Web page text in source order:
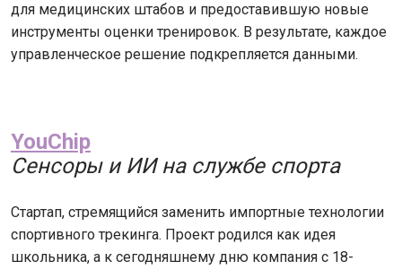
для медицинских штабов и предоставившую новые
инструменты оценки тренировок. В результате, каждое
управленческое решение подкрепляется данными.
YouChip
Сенсоры и ИИ на службе спорта
Стартап, стремящийся заменить импортные технологии
спортивного трекинга. Проект родился как идея
школьника, а к сегодняшнему дню компания с 18-